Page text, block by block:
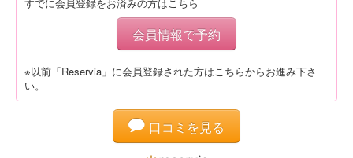
会員情報で予約
※以前「Reservia」に会員登録された方はこちらからお進み下さ
い。
口コミを見る